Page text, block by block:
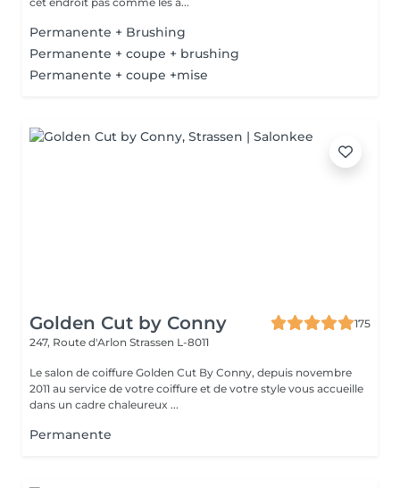
Permanente + Brushing
Permanente + coupe + brushing
Permanente + coupe +mise
Golden Cut by Conny
175
247, Route d'Arlon Strassen L-8011
Le salon de coiffure Golden Cut By Conny, depuis novembre
2011 au service de votre coiffure et de votre style vous accueille
dans un cadre chaleureux ...
Permanente